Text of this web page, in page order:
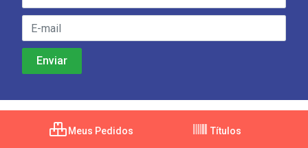
Meus Pedidos Títulos